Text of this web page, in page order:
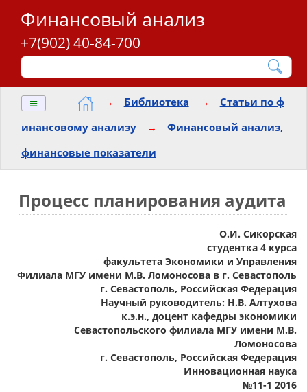
Финансовый анализ
+7(902) 40-84-700
≡ → Библиотека →
Статьи по ф
инансовому анализу
→
Финансовый анализ,
финансовые показатели
Процесс планирования аудита
О.И. Сикорская
студентка 4 курса
факультета Экономики и Управления
Филиала МГУ имени М.В. Ломоносова в г. Севастополь
г. Севастополь, Российская Федерация
Научный руководитель: Н.В. Алтухова
к.э.н., доцент кафедры экономики
Севастопольского филиала МГУ имени М.В.
Ломоносова
г. Севастополь, Российская Федерация
Инновационная наука
№11-1 2016